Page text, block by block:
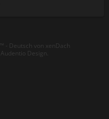
- Deutsch von xenDach
Audentio Design.